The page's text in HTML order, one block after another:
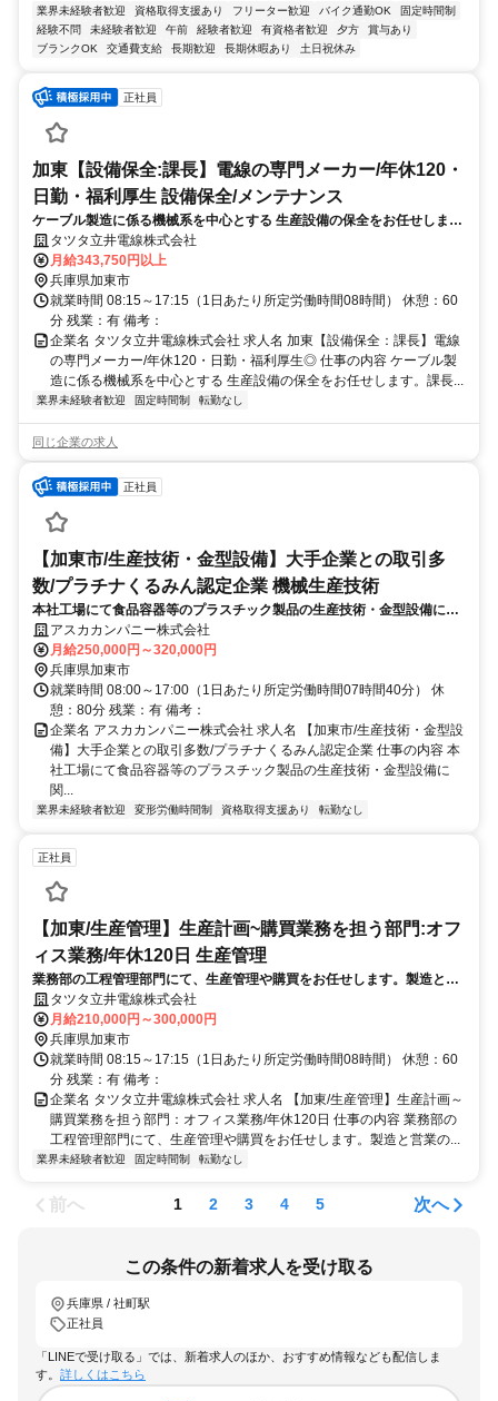
業界未経験者歓迎 資格取得支援あり フリーター歓迎 バイク通勤OK
固定時間制
経験不問
未経験者歓迎 午前 経験者歓迎 有資格者歓迎 夕方
賞与あり
ブランクOK
交通費支給 長期歓迎 長期休暇あり 土日祝休み
正社員
加東【設備保全:課長】電線の専門メーカー/年休120・
日勤・福利厚生 設備保全/メンテナンス
ケーブル製造に係る機械系を中心とする 生産設備の保全をお任せしま
す。課長としてマネジメント業務をメインにお任せします。
タツタ立井電線株式会社
月給343,750円以上
兵庫県加東市
就業時間 08:15～17:15（1日あたり所定労働時間08時間） 休憩：60
分 残業：有 備考：
企業名 タツタ立井電線株式会社 求人名 加東【設備保全：課長】電線
の専門メーカー/年休120・日勤・福利厚生◎ 仕事の内容 ケーブル製
造に係る機械系を中心とする 生産設備の保全をお任せします。課長...
業界未経験者歓迎 固定時間制 転勤なし
同じ企業の求人
正社員
【加東市/生産技術・金型設備】大手企業との取引多
数/プラチナくるみん認定企業 機械生産技術
本社工場にて食品容器等のプラスチック製品の生産技術・金型設備に関
わる業務をお任せ致します。現在は食品容器の製造が半数ですが、事業
の安定性や少子高齢社会に向けて医療分野も広げていく方針です。
アスカカンパニー株式会社
月給250,000円～320,000円
兵庫県加東市
就業時間 08:00～17:00（1日あたり所定労働時間07時間40分） 休
憩：80分 残業：有 備考：
企業名 アスカカンパニー株式会社 求人名 【加東市/生産技術・金型設
備】大手企業との取引多数/プラチナくるみん認定企業 仕事の内容 本
社工場にて食品容器等のプラスチック製品の生産技術・金型設備に
関...
業界未経験者歓迎 変形労働時間制 資格取得支援あり 転勤なし
正社員
【加東/生産管理】生産計画~購買業務を担う部門:オフ
ィス業務/年休120日 生産管理
業務部の工程管理部門にて、生産管理や購買をお任せします。製造と営
業の間をつなぐ生産計画の立案業務や販売予測を基に製造ラインの稼働
計画を策定し、各部門との調整を行う重要な役割です。
タツタ立井電線株式会社
月給210,000円～300,000円
兵庫県加東市
就業時間 08:15～17:15（1日あたり所定労働時間08時間） 休憩：60
分 残業：有 備考：
企業名 タツタ立井電線株式会社 求人名 【加東/生産管理】生産計画～
購買業務を担う部門：オフィス業務/年休120日 仕事の内容 業務部の
工程管理部門にて、生産管理や購買をお任せします。製造と営業の...
業界未経験者歓迎 固定時間制 転勤なし
前へ 1 2 3 4 5 次へ
この条件の新着求人を受け取る
兵庫県 / 社町駅
正社員
「LINEで受け取る」では、新着求人のほか、おすすめ情報なども配信しま
す。 詳しくはこちら